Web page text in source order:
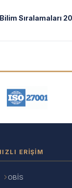
Sıralamaları
ERIŞIM
OBİS